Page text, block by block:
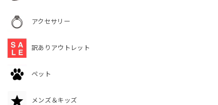
アクセサリー
訳ありアウトレット
ペット
メンズ＆キッズ